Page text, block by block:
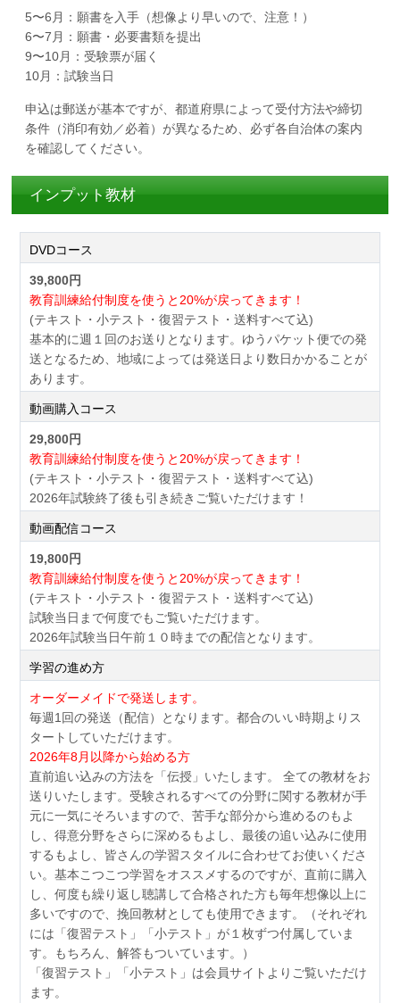
5〜6月：願書を入手（想像より早いので、注意！）
6〜7月：願書・必要書類を提出
9〜10月：受験票が届く
10月：試験当日
申込は郵送が基本ですが、都道府県によって受付方法や締切
条件（消印有効／必着）が異なるため、必ず各自治体の案内
を確認してください。
インプット教材
DVDコース
39,800円
教育訓練給付制度を使うと20%が戻ってきます！
(テキスト・小テスト・復習テスト・送料すべて込)
基本的に週１回のお送りとなります。ゆうパケット便での発
送となるため、地域によっては発送日より数日かかることが
あります。
動画購入コース
29,800円
教育訓練給付制度を使うと20%が戻ってきます！
(テキスト・小テスト・復習テスト・送料すべて込)
2026年試験終了後も引き続きご覧いただけます！
動画配信コース
19,800円
教育訓練給付制度を使うと20%が戻ってきます！
(テキスト・小テスト・復習テスト・送料すべて込)
試験当日まで何度でもご覧いただけます。
2026年試験当日午前１０時までの配信となります。
学習の進め方
オーダーメイドで発送します。
毎週1回の発送（配信）となります。都合のいい時期よりス
タートしていただけます。
2026年8月以降から始める方
直前追い込みの方法を「伝授」いたします。 全ての教材をお
送りいたします。受験されるすべての分野に関する教材が手
元に一気にそろいますので、苦手な部分から進めるのもよ
し、得意分野をさらに深めるもよし、最後の追い込みに使用
するもよし、皆さんの学習スタイルに合わせてお使いくださ
い。基本こつこつ学習をオススメするのですが、直前に購入
し、何度も繰り返し聴講して合格された方も毎年想像以上に
多いですので、挽回教材としても使用できます。（それぞれ
には「復習テスト」「小テスト」が１枚ずつ付属していま
す。もちろん、解答もついています。）
「復習テスト」「小テスト」は会員サイトよりご覧いただけ
ます。